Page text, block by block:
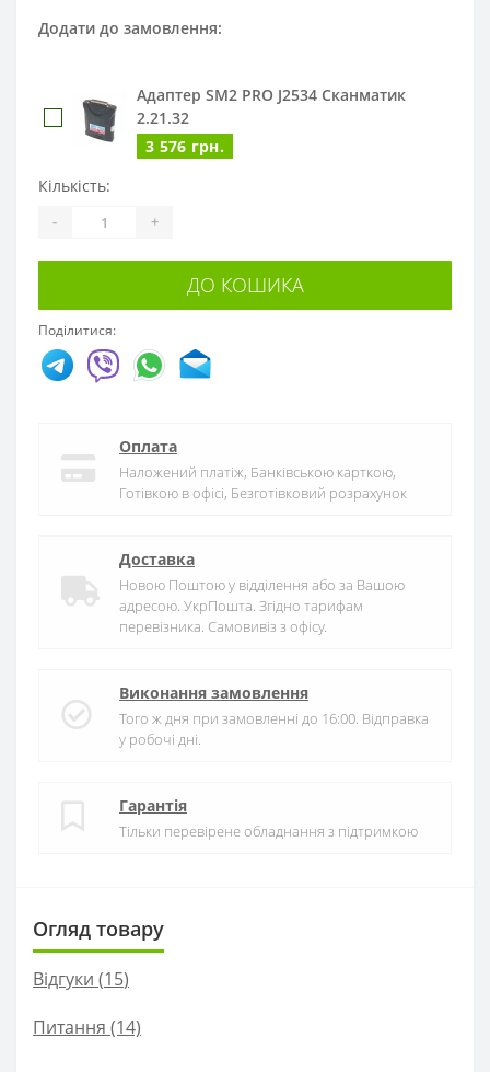
Додати до замовлення:
Адаптер SM2 PRO J2534 Сканматик
2.21.32
3 576 грн.
Кількість:
- +
ДО КОШИКА
Поділитися:
Оплата
Наложений платіж, Банківською карткою,
Готівкою в офісі, Безготівковий розрахунок
Доставка
Новою Поштою у відділення або за Вашою
адресою. УкрПошта. Згідно тарифам
перевізника. Самовивіз з офісу.
Виконання замовлення
Того ж дня при замовленні до 16:00. Відправка
у робочі дні.
Гарантія
Тільки перевірене обладнання з підтримкою
Огляд товару
Відгуки (15)
Питання (14)